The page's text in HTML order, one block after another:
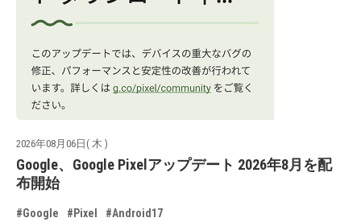
2026年08月06日( 木 )
Google、Google Pixelアップデート 2026年8月を配
布開始
#Google #Pixel #Android17